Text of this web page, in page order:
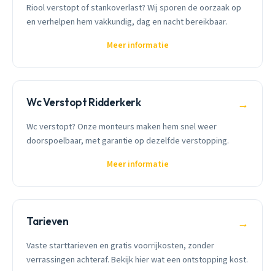
Riool verstopt of stankoverlast? Wij sporen de oorzaak op
en verhelpen hem vakkundig, dag en nacht bereikbaar.
Meer informatie
Wc Verstopt Ridderkerk →
Wc verstopt? Onze monteurs maken hem snel weer
doorspoelbaar, met garantie op dezelfde verstopping.
Meer informatie
Tarieven →
Vaste starttarieven en gratis voorrijkosten, zonder
verrassingen achteraf. Bekijk hier wat een ontstopping kost.